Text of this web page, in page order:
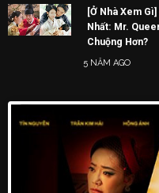
[Ở Nhà Xem
Nhất: Mr.
Chuộng Hơn?
5 NĂM AGO